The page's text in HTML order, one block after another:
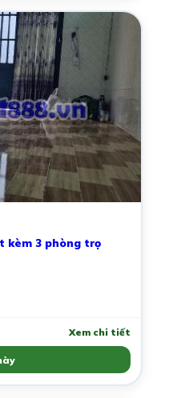
kèm 3 phòng trọ
Xem chi tiết